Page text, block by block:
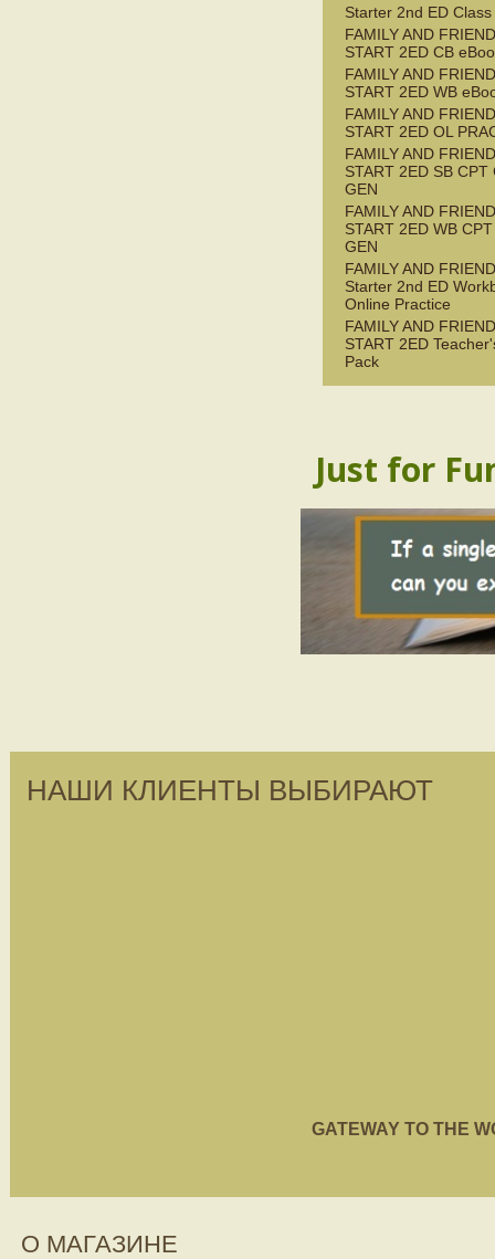
Starter 2nd ED
FAMILY AND
START 2ED CB
FAMILY AND
START 2ED WB
FAMILY AND
START 2ED OL
FAMILY AND
START 2ED SB CPT
GEN
FAMILY AND
START 2ED WB
GEN
FAMILY AND
Starter 2nd ED
Online Practice
FAMILY AND
START 2ED
Pack
Just for
НАШИ КЛИЕНТЫ ВЫБИРАЮТ
GATEWAY TO THE
О МАГАЗИНЕ